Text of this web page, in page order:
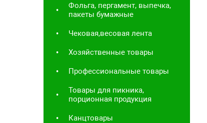
Фольга, пергамент, выпечка,
пакеты бумажные
Чековая,весовая лента
Хозяйственные товары
Профессиональные товары
Товары для пикника,
порционная продукция
Канцтовары